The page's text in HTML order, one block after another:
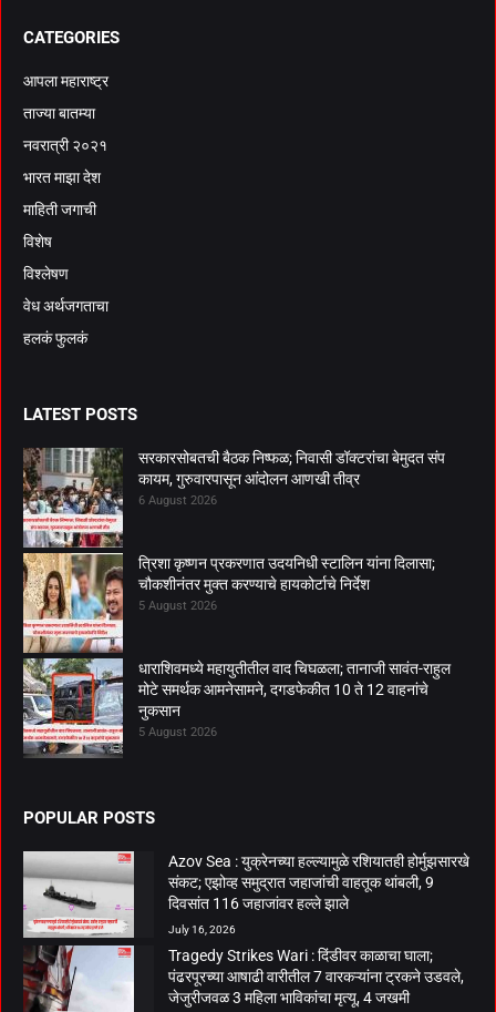
CATEGORIES
आपला महाराष्ट्र
ताज्या बातम्या
नवरात्री २०२१
भारत माझा देश
माहिती जगाची
विशेष
विश्लेषण
वेध अर्थजगताचा
हलकं फुलकं
LATEST POSTS
सरकारसोबतची बैठक निष्फळ; निवासी डॉक्टरांचा बेमुदत संप
कायम, गुरुवारपासून आंदोलन आणखी तीव्र
6 August 2026
त्रिशा कृष्णन प्रकरणात उदयनिधी स्टालिन यांना दिलासा;
चौकशीनंतर मुक्त करण्याचे हायकोर्टाचे निर्देश
5 August 2026
धाराशिवमध्ये महायुतीतील वाद चिघळला; तानाजी सावंत-राहुल
मोटे समर्थक आमनेसामने, दगडफेकीत 10 ते 12 वाहनांचे
नुकसान
5 August 2026
POPULAR POSTS
Azov Sea : युक्रेनच्या हल्ल्यामुळे रशियातही होर्मुझसारखे
संकट; एझोव्ह समुद्रात जहाजांची वाहतूक थांबली, 9
दिवसांत 116 जहाजांवर हल्ले झाले
July 16, 2026
Tragedy Strikes Wari : दिंडीवर काळाचा घाला;
पंढरपूरच्या आषाढी वारीतील 7 वारकऱ्यांना ट्रकने उडवले,
जेजुरीजवळ 3 महिला भाविकांचा मृत्यू, 4 जखमी